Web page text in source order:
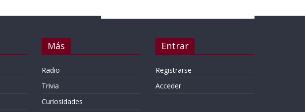
Más
Radio
Trivia
Curiosidades
Entrar
Registrarse
Acceder